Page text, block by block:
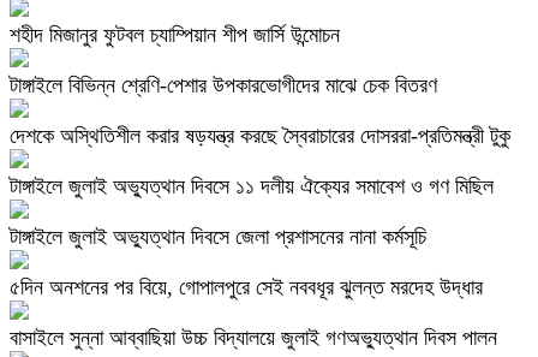
শহীদ মিজানুর ফুটবল চ্যাম্পিয়ান শীপ জার্সি উন্মোচন
টাঙ্গাইলে বিভিন্ন শ্রেণি-পেশার উপকারভোগীদের মাঝে চেক বিতরণ
দেশকে অস্থিতিশীল করার ষড়যন্ত্র করছে স্বৈরাচারের দোসররা-প্রতিমন্ত্রী টুকু
টাঙ্গাইলে জুলাই অভ্যুত্থান দিবসে ১১ দলীয় ঐক্যের সমাবেশ ও গণ মিছিল
টাঙ্গাইলে জুলাই অভ্যুত্থান দিবসে জেলা প্রশাসনের নানা কর্মসূচি
৫দিন অনশনের পর বিয়ে, গোপালপুরে সেই নববধূর ঝুলন্ত মরদেহ উদ্ধার
বাসাইলে সুন্না আব্বাছিয়া উচ্চ বিদ্যালয়ে জুলাই গণঅভ্যুত্থান দিবস পালন